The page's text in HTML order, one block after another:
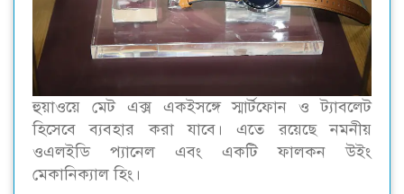
হুয়াওয়ে মেট এক্স একইসঙ্গে স্মার্টফোন ও ট্যাবলেট
হিসেবে ব্যবহার করা যাবে। এতে রয়েছে নমনীয়
ওএলইডি প্যানেল এবং একটি ফালকন উইং
মেকানিক্যাল হিং।